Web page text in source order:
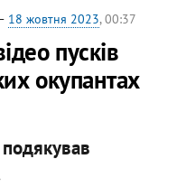
18 жовтня 2023, 00:37
пусків
окупантах